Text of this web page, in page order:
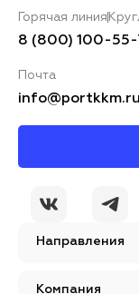
Направления
Компания
Горячая линия
8 (800) 100-
Почта
info@portkkm.ru